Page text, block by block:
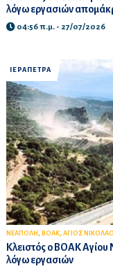
λόγω εργασιών
04:56 π.μ. - 27/07/2026
ΙΕΡΑΠΕΤΡΑ
ΝΕΑΠΟΛΗ , ΒΟΑΚ, ΑΓΙΟΣ
Κλειστός ο ΒΟΑΚ Αγίου
λόγω εργασιών